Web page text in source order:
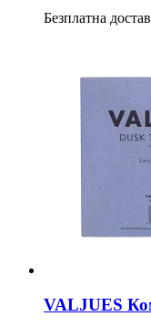
Безплатна
VALJUES